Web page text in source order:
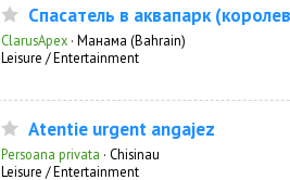
Спасатель в аквапарк
ClarusApex · Манама (Bahrain)
Leisure / Entertainment
Atentie urgent angajez
Persoana privata · Chisinau
Leisure / Entertainment